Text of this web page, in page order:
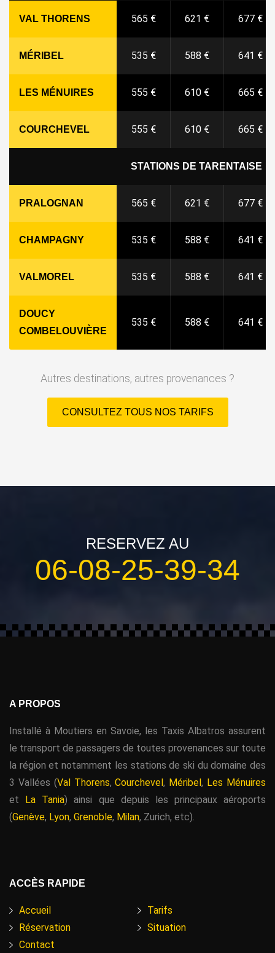
VAL THORENS 565 € 621 € 677 €
MÉRIBEL 535 € 588 € 641 €
LES MÉNUIRES 555 € 610 € 665 €
COURCHEVEL 555 € 610 € 665 €
STATIONS DE TARENTAISE
PRALOGNAN 565 € 621 € 677 €
CHAMPAGNY 535 € 588 € 641 €
VALMOREL 535 € 588 € 641 €
DOUCY
COMBELOUVIÈRE
535 € 588 € 641 €
Autres destinations, autres provenances ?
CONSULTEZ TOUS NOS TARIFS
RESERVEZ AU
06-08-25-39-34
A PROPOS
Installé à Moutiers en Savoie, les Taxis Albatros assurent
le transport de passagers de toutes provenances sur toute
la région et notamment les stations de ski du domaine des
3 Vallées (Val Thorens,Courchevel, Méribel, Les Ménuires
et La Tania) ainsi que depuis les principaux aéroports
(Genève, Lyon, Grenoble, Milan, Zurich, etc).
ACCÈS RAPIDE
Accueil
Tarifs
Réservation
Situation
Contact